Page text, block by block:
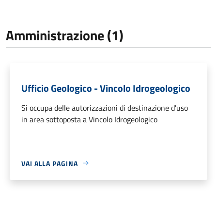
Amministrazione (1)
Ufficio Geologico - Vincolo Idrogeologico
Si occupa delle autorizzazioni di destinazione d'uso
in area sottoposta a Vincolo Idrogeologico
VAI ALLA PAGINA